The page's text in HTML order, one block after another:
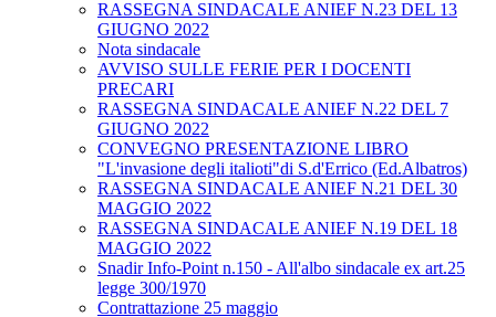
RASSEGNA SINDACALE ANIEF N.23 DEL 13
GIUGNO 2022
Nota sindacale
AVVISO SULLE FERIE PER I DOCENTI
PRECARI
RASSEGNA SINDACALE ANIEF N.22 DEL 7
GIUGNO 2022
CONVEGNO PRESENTAZIONE LIBRO
"L'invasione degli italioti"di S.d'Errico (Ed.Albatros)
RASSEGNA SINDACALE ANIEF N.21 DEL 30
MAGGIO 2022
RASSEGNA SINDACALE ANIEF N.19 DEL 18
MAGGIO 2022
Snadir Info-Point n.150 - All'albo sindacale ex art.25
legge 300/1970
Contrattazione 25 maggio